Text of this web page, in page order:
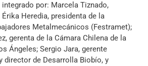
por: Marcela Tiznado,
Heredia, presidenta de la
Metalmecánicos (Festramet);
gerenta de la Cámara Chilena de la
Ángeles; Sergio Jara, gerente
director de Desarrolla Biobío, y